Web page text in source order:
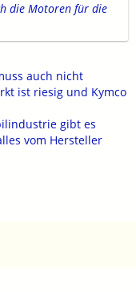
die Motoren für die
auch nicht
ist riesig und Kymco
gibt es
vom Hersteller